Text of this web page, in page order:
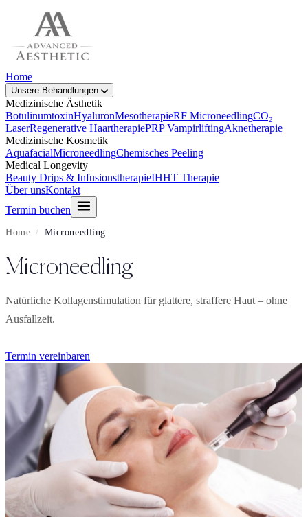
Home
Unsere Behandlungen
Medizinische Ästhetik
BotulinumtoxinHyaluronMesotherapieRF MicroneedlingCO₂
LaserRegenerative HaartherapiePRP VampirliftingAknetherapie
Medizinische Kosmetik
AquafacialMicroneedlingChemisches Peeling
Medical Longevity
Beauty Drips & InfusionstherapieIHHT Therapie
Über unsKontakt
Termin buchen
Home / Microneedling
Microneedling
Natürliche Kollagenstimulation für glattere, straffere Haut – ohne
Ausfallzeit.
Termin vereinbaren